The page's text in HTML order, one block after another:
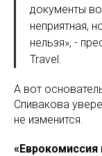
документы
неприятная,
нельзя», -
Travel.
А вот
Спивакова
не изменится.